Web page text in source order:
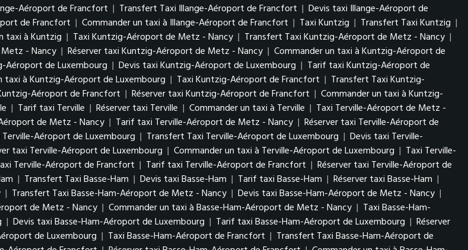
Aéroport de Francfort | Transfert Taxi Illange-Aéroport de Francfort | Devis taxi Illange-Aéroport de
de Francfort | Commander un taxi à Illange-Aéroport de Francfort | Taxi Kuntzig | Transfert Taxi Kuntzig |
taxi à Kuntzig | Taxi Kuntzig-Aéroport de Metz - Nancy | Transfert Taxi Kuntzig-Aéroport de Metz - Nancy |
- Nancy | Réserver taxi Kuntzig-Aéroport de Metz - Nancy | Commander un taxi à Kuntzig-Aéroport de
Aéroport de Luxembourg | Devis taxi Kuntzig-Aéroport de Luxembourg | Tarif taxi Kuntzig-Aéroport de
taxi à Kuntzig-Aéroport de Luxembourg | Taxi Kuntzig-Aéroport de Francfort | Transfert Taxi Kuntzig-
Aéroport de Francfort | Réserver taxi Kuntzig-Aéroport de Francfort | Commander un taxi à Kuntzig-
| Tarif taxi Terville | Réserver taxi Terville | Commander un taxi à Terville | Taxi Terville-Aéroport de Metz -
de Metz - Nancy | Tarif taxi Terville-Aéroport de Metz - Nancy | Réserver taxi Terville-Aéroport de
Terville-Aéroport de Luxembourg | Transfert Taxi Terville-Aéroport de Luxembourg | Devis taxi Terville-
taxi Terville-Aéroport de Luxembourg | Commander un taxi à Terville-Aéroport de Luxembourg | Taxi Terville-
Terville-Aéroport de Francfort | Tarif taxi Terville-Aéroport de Francfort | Réserver taxi Terville-Aéroport de
| Transfert Taxi Basse-Ham | Devis taxi Basse-Ham | Tarif taxi Basse-Ham | Réserver taxi Basse-Ham |
| Transfert Taxi Basse-Ham-Aéroport de Metz - Nancy | Devis taxi Basse-Ham-Aéroport de Metz - Nancy |
de Metz - Nancy | Commander un taxi à Basse-Ham-Aéroport de Metz - Nancy | Taxi Basse-Ham-
| Devis taxi Basse-Ham-Aéroport de Luxembourg | Tarif taxi Basse-Ham-Aéroport de Luxembourg | Réserver
de Luxembourg | Taxi Basse-Ham-Aéroport de Francfort | Transfert Taxi Basse-Ham-Aéroport de